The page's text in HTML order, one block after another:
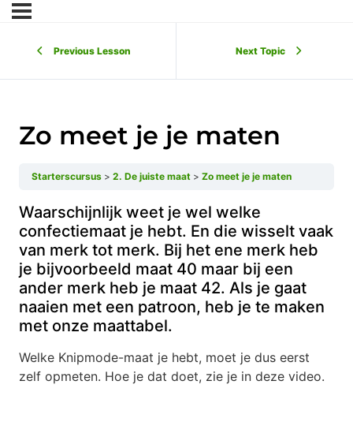
Previous Lesson Next Topic
Zo meet je je maten
Starterscursus 2. De juiste maat Zo meet je je maten
Waarschijnlijk weet je wel welke
confectiemaat je hebt. En die wisselt vaak
van merk tot merk. Bij het ene merk heb
je bijvoorbeeld maat 40 maar bij een
ander merk heb je maat 42. Als je gaat
naaien met een patroon, heb je te maken
met onze maattabel.
Welke Knipmode-maat je hebt, moet je dus eerst
zelf opmeten. Hoe je dat doet, zie je in deze video.